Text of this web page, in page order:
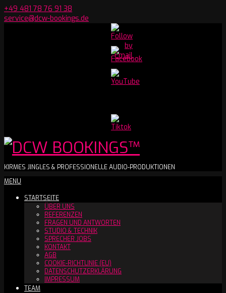
Skip
to
+49 481 78 76 91 38
service@dcw-bookings.de
Youtube
Channel
DCW
BOOKINGS™
KIRMES JINGLES & PROFESSIONELLE AUDIO-PRODUKTIONEN
Secondary
Menu
MENU
STARTSEITE
ÜBER UNS
REFERENZEN
FRAGEN UND ANTWORTEN
STUDIO & TECHNIK
SPRECHER JOBS
KONTAKT
AGB
COOKIE-RICHTLINIE (EU)
DATENSCHUTZERKLÄRUNG
IMPRESSUM
TEAM